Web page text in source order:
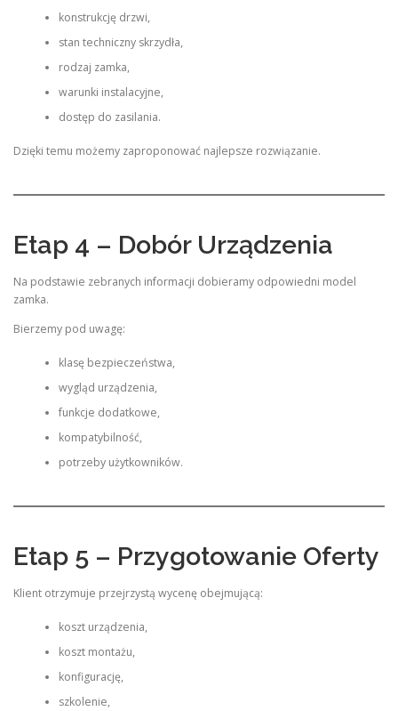
konstrukcję drzwi,
stan techniczny skrzydła,
rodzaj zamka,
warunki instalacyjne,
dostęp do zasilania.
Dzięki temu możemy zaproponować najlepsze rozwiązanie.
Etap 4 – Dobór Urządzenia
Na podstawie zebranych informacji dobieramy odpowiedni model
zamka.
Bierzemy pod uwagę:
klasę bezpieczeństwa,
wygląd urządzenia,
funkcje dodatkowe,
kompatybilność,
potrzeby użytkowników.
Etap 5 – Przygotowanie Oferty
Klient otrzymuje przejrzystą wycenę obejmującą:
koszt urządzenia,
koszt montażu,
konfigurację,
szkolenie,